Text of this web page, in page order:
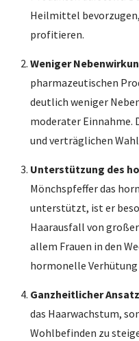
Heilmittel
profitieren.
Weniger
pharmazeutischen
deutlich weniger
moderater Einnahme.
und verträglichen
Unterstützung des
Mönchspfeffer das
unterstützt, ist er
Haarausfall von
allem Frauen in den
hormonelle Verhütung
Ganzheitlicher Ansatz
das Haarwachstum,
Wohlbefinden zu